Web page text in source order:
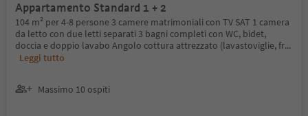
Appartamento Standard 1 + 2
104 m² per 4-8 persone 3 camere matrimoniali con TV SAT 1 camera
da letto con due letti separati 3 bagni completi con WC, bidet,
doccia e doppio lavabo Angolo cottura attrezzato (lavastoviglie, fr...
Leggi tutto
Massimo 10 ospiti